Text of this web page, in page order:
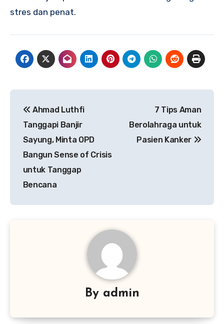
stres dan penat.
pos
Ahmad Luthfi
Tanggapi Banjir
Sayung, Minta OPD
Bangun Sense of Crisis
untuk Tanggap
Bencana
7 Tips Aman
Berolahraga untuk
Pasien Kanker
By admin